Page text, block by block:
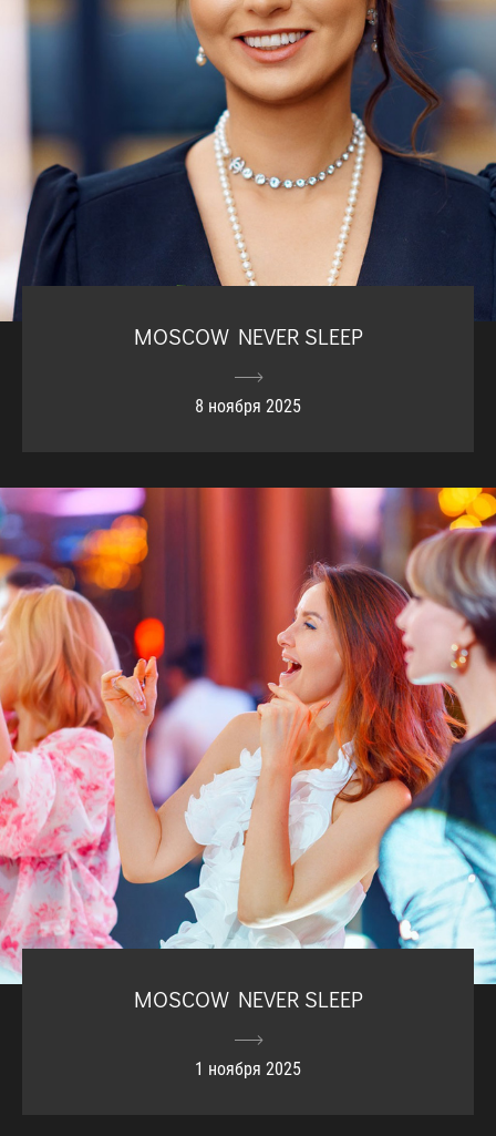
MOSCOW NEVER SLEEP
8 ноября 2025
MOSCOW NEVER SLEEP
1 ноября 2025